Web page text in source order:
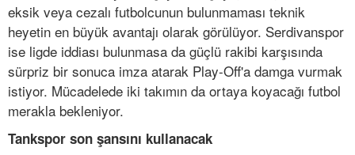
eksik veya cezalı futbolcunun bulunmaması teknik
heyetin en büyük avantajı olarak görülüyor. Serdivanspor
ise ligde iddiası bulunmasa da güçlü rakibi karşısında
sürpriz bir sonuca imza atarak Play-Off'a damga vurmak
istiyor. Mücadelede iki takımın da ortaya koyacağı futbol
merakla bekleniyor.
Tankspor son şansını kullanacak